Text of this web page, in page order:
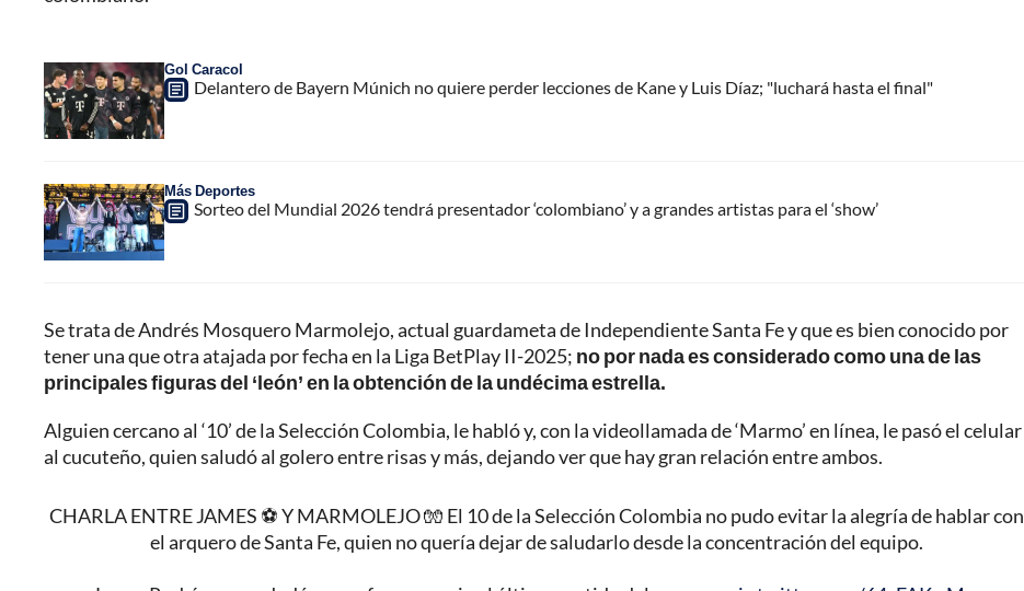
Gol Caracol
Delantero de Bayern Múnich no quiere perder lecciones de Kane y Luis Díaz; "luchará hasta el final"
Más Deportes
Sorteo del Mundial 2026 tendrá presentador ‘colombiano’ y a grandes artistas para el ‘show’
Se trata de Andrés Mosquero Marmolejo, actual guardameta de Independiente Santa Fe y que es bien conocido por
tener una que otra atajada por fecha en la Liga BetPlay II-2025; no por nada es considerado como una de las
principales figuras del ‘león’ en la obtención de la undécima estrella.
Alguien cercano al ‘10’ de la Selección Colombia, le habló y, con la videollamada de ‘Marmo’ en línea, le pasó el celular
al cucuteño, quien saludó al golero entre risas y más, dejando ver que hay gran relación entre ambos.
CHARLA ENTRE JAMES ⚽️ Y MARMOLEJO 🧤 El 10 de la Selección Colombia no pudo evitar la alegría de hablar con
el arquero de Santa Fe, quien no quería dejar de saludarlo desde la concentración del equipo.